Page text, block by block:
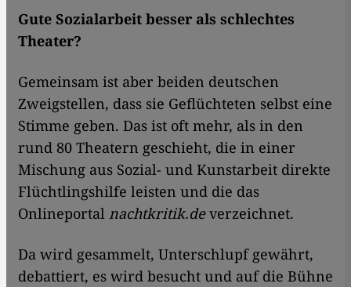
Gute Sozialarbeit besser als schlechtes
Theater?
Gemeinsam ist aber beiden deutschen
Zweigstellen, dass sie Geflüchteten selbst eine
Stimme geben. Das ist oft mehr, als in den
rund 80 Theatern geschieht, die in einer
Mischung aus Sozial- und Kunstarbeit direkte
Flüchtlingshilfe leisten und die das
Onlineportal nachtkritik.deverzeichnet.
Da wird gesammelt, Unterschlupf gewährt,
debattiert, es wird besucht und auf die Bühne